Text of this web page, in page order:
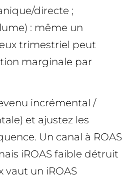
directe ;
: même un
trimestriel peut
marginale par
incrémental /
et ajustez les
Un canal à ROAS
iROAS faible détruit
vaut un iROAS